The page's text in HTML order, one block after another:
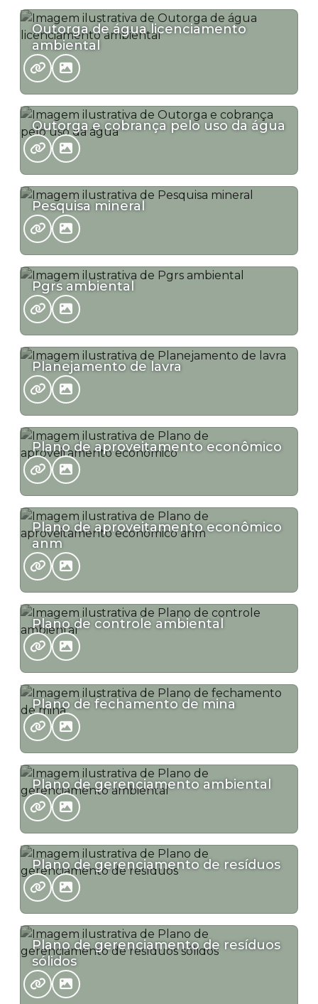
Outorga de água licenciamento
ambiental
Outorga e cobrança pelo uso da água
Pesquisa mineral
Pgrs ambiental
Planejamento de lavra
Plano de aproveitamento econômico
Plano de aproveitamento econômico
anm
Plano de controle ambiental
Plano de fechamento de mina
Plano de gerenciamento ambiental
Plano de gerenciamento de resíduos
Plano de gerenciamento de resíduos
sólidos